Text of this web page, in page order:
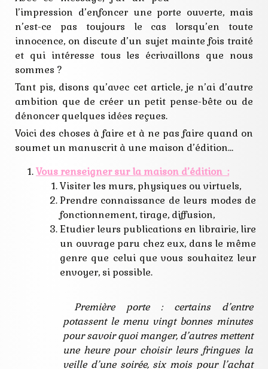
comment
commentaire
conseil
consignes
contraintes
correction
editeur
etudier
injures
relecture
retour
selection
soumettre
soumission
l’impression d’enfoncer une porte ouverte, mais
n’est-ce pas toujours le cas lorsqu’en toute
innocence, on discute d’un sujet mainte fois traité
et qui intéresse tous les écrivaillons que nous
sommes ?
Tant pis, disons qu’avec cet article, je n’ai d’autre
ambition que de créer un petit pense-bête ou de
dénoncer quelques idées reçues.
Voici des choses à faire et à ne pas faire quand on
soumet un manuscrit à une maison d’édition…
Vous renseigner sur la maison d’édition :
Visiter les murs, physiques ou virtuels,
Prendre connaissance de leurs modes de
fonctionnement, tirage, diffusion,
Etudier leurs publications en librairie, lire
un ouvrage paru chez eux, dans le même
genre que celui que vous souhaitez leur
envoyer, si possible.
Première porte : certains d’entre
potassent le menu vingt bonnes minutes
pour savoir quoi manger, d’autres mettent
une heure pour choisir leurs fringues la
veille d’une soirée, six mois pour l’achat